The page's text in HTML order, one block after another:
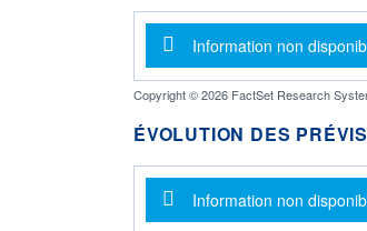
Message
Information non
Copyright © 2026 FactSet Research
ÉVOLUTION DES
Message
Information non